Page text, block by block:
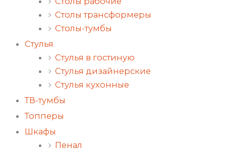
Столы трансформеры
Столы-тумбы
Стулья
Стулья в гостиную
Стулья дизайнерские
Стулья кухонные
ТВ-тумбы
Топперы
Шкафы
Пенал